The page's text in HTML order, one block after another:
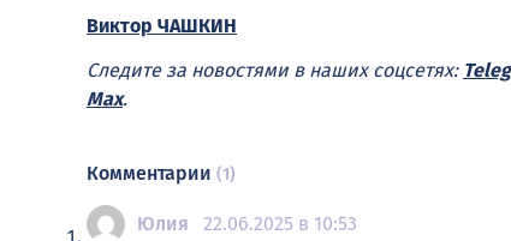
Виктор ЧАШКИН
Следите за новостями в наших соцсетях:
Max.
Комментарии (1)
Юлия 22.06.2025 в 10:53